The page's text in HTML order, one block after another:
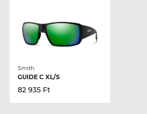
Smith
GUIDE C XL/S
82 935 Ft